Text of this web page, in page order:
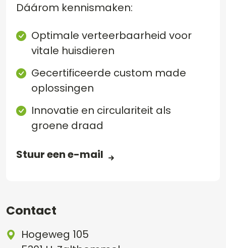
Dáárom kennismaken:
Optimale verteerbaarheid voor
vitale huisdieren
Gecertificeerde custom made
oplossingen
Innovatie en circulariteit als
groene draad
Stuur een e-mail
Contact
Hogeweg 105